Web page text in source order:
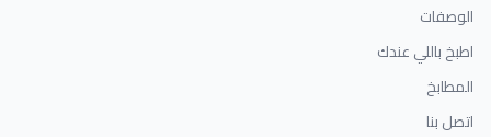
الوصفات
اطبخ باللي عندك
المطابخ
اتصل بنا